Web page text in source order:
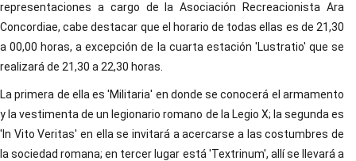
representaciones a cargo de la Asociación Recreacionista Ara
Concordiae, cabe destacar que el horario de todas ellas es de 21,30
a 00,00 horas, a excepción de la cuarta estación 'Lustratio' que se
realizará de 21,30 a 22,30 horas.
La primera de ella es 'Militaria' en donde se conocerá el armamento
y la vestimenta de un legionario romano de la Legio X; la segunda es
'In Vito Veritas' en ella se invitará a acercarse a las costumbres de
la sociedad romana; en tercer lugar está 'Textrinum', allí se llevará a